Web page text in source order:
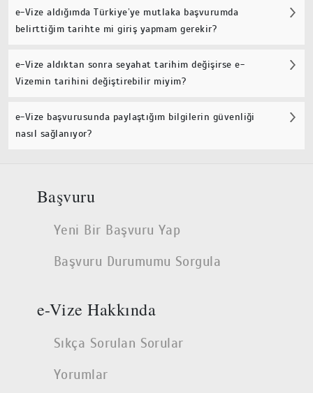
e-Vize aldığımda Türkiye’ye mutlaka başvurumda
belirttiğim tarihte mi giriş yapmam gerekir?
e-Vize aldıktan sonra seyahat tarihim değişirse e-
Vizemin tarihini değiştirebilir miyim?
e-Vize başvurusunda paylaştığım bilgilerin güvenliği
nasıl sağlanıyor?
Başvuru
Yeni Bir Başvuru Yap
Başvuru Durumumu Sorgula
e-Vize Hakkında
Sıkça Sorulan Sorular
Yorumlar